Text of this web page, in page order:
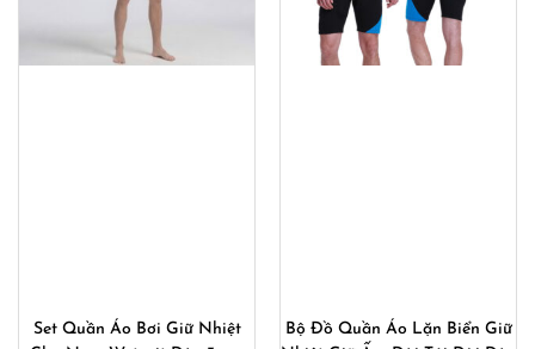
Set Quần Áo Bơi Giữ Nhiệt
Bộ Đồ Quần Áo Lặn Biển Giữ